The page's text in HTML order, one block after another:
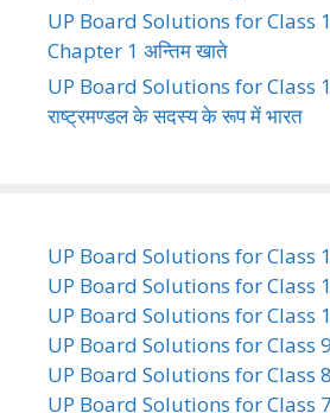
UP Board Solutions for Class
Chapter 1 अन्तिम खाते
UP Board Solutions for Class
राष्ट्रमण्डल के सदस्य के रूप में भारत
UP Board Solutions for Class
UP Board Solutions for Class
UP Board Solutions for Class
UP Board Solutions for Class 9
UP Board Solutions for Class 8
UP Board Solutions for Class 7